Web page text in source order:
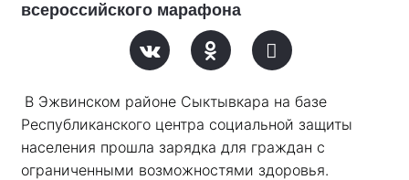
всероссийского марафона
В Эжвинском районе Сыктывкара на базе
Республиканского центра социальной защиты
населения прошла зарядка для граждан с
ограниченными возможностями здоровья.